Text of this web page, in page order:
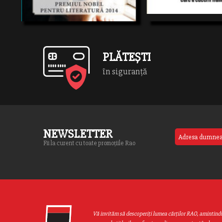
Berlusconi, şi a răsfoit
presă care l-autransformat
premier italian […]
PLĂTEȘTI
în siguranță
NEWSLETTER
Fii la curent cu toate promoțiile Rao
Vă invităm să descoperiţi lumea cărţilor RAO,